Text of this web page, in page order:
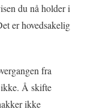
du nå holder i
er hovedsakelig
fra
Å skifte
ikke